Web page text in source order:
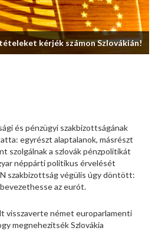
kérjék számon Szlovákián!
és pénzügyi szakbizottságának
egyrészt alaptalanok, másrészt
szolgálnak a szlovák pénzpolitikát
néppárti politikus érvelését
szakbizottság végülis úgy döntött:
az eurót.
visszaverte német europarlamenti
megnehezítsék Szlovákia